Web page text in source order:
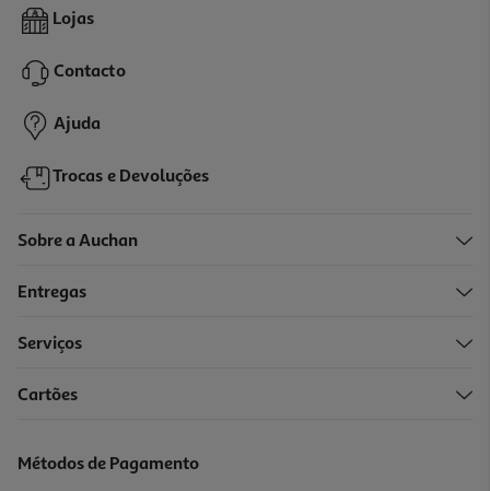
Lego Star Wars - Busto Do Yoda 75438
39,99 €
Lojas
Contacto
Ajuda
Trocas e Devoluções
Sobre a Auchan
Entregas
Serviços
Cartões
Métodos de Pagamento